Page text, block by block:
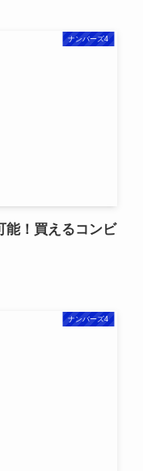
ナンバーズ4
能！買えるコンビ
ナンバーズ4